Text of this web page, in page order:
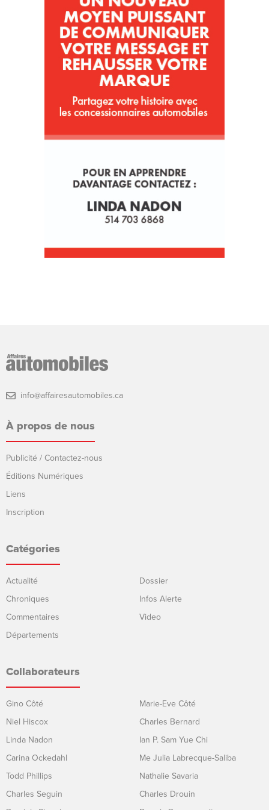
info@affairesautomobiles.ca
À propos de nous
Publicité / Contactez-nous
Éditions Numériques
Liens
Inscription
Catégories
Actualité
Chroniques
Commentaires
Départements
Dossier
Infos Alerte
Video
Collaborateurs
Gino Côté
Niel Hiscox
Linda Nadon
Carina Ockedahl
Todd Phillips
Charles Seguin
Marie-Eve Côté
Charles Bernard
Ian P. Sam Yue Chi
Me Julia Labrecque-Saliba
Nathalie Savaria
Charles Drouin